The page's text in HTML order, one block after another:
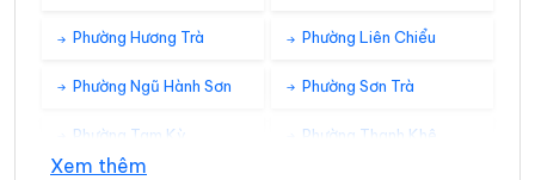
Phường Hương Trà Phường Liên Chiểu
Phường Ngũ Hành Sơn Phường Sơn Trà
Phường Tam Kỳ Phường Thanh Khê
Xem thêm